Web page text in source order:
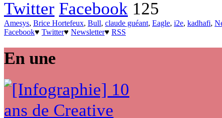
Twitter Facebook 125
Amesys, Brice Hortefeux, Bull, claude guéant, Eagle, i2e, kadhafi,
Facebook♥ Twitter♥ Newsletter♥ RSS
En une